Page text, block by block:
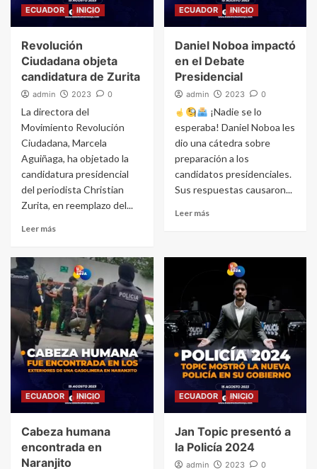
ECUADOR INICIO
Revolución
Ciudadana objeta
candidatura de Zurita
admin 2023 0
La directora del
Movimiento Revolución
Ciudadana, Marcela
Aguiñaga, ha objetado la
candidatura presidencial
del periodista Christian
Zurita, en reemplazo del...
Leer más
ECUADOR INICIO
Daniel Noboa impactó
en el Debate
Presidencial
admin 2023 0
¡Nadie se lo
esperaba! Daniel Noboa les
dio una cátedra sobre
preparación a los
candidatos presidenciales.
Sus respuestas causaron...
Leer más
ECUADOR INICIO
Cabeza humana
encontrada en
Naranjito
ECUADOR INICIO
Jan Topic presentó a
la Policía 2024
admin 2023 0